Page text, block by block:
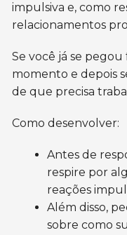
impulsiva e, como
relacionamentos
Se você já se
momento e depois
de que precisa
Como desenvolver:
Antes de
respire por
reações
Além disso,
sobre como